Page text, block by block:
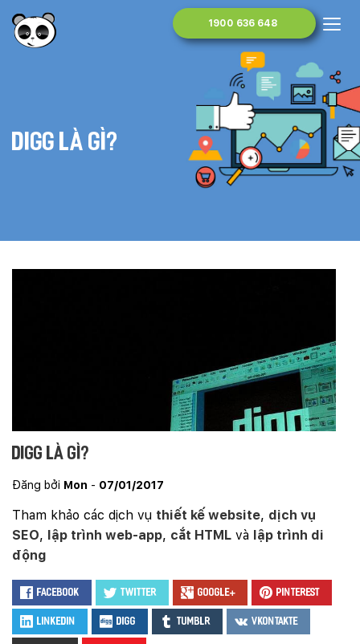
1900 636 648
Digg là gì?
Digg là gì?
Đăng bởi Mon - 07/01/2017
Tham khảo các dịch vụ thiết kế website, dịch vụ
SEO, lập trình web-app, cắt HTML và lập trình di
động
Facebook Twitter Google+ Pinterest
LinkedIn Digg Tumblr VKontakte